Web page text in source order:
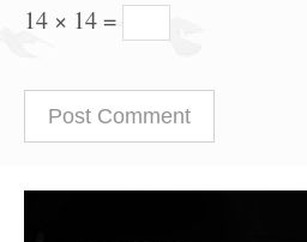
14 × 14 =